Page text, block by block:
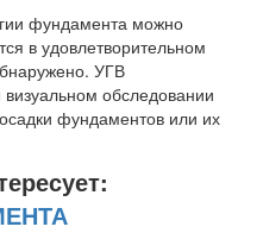
фундамента можно
в удовлетворительном
УГВ
обследовании
фундаментов или их